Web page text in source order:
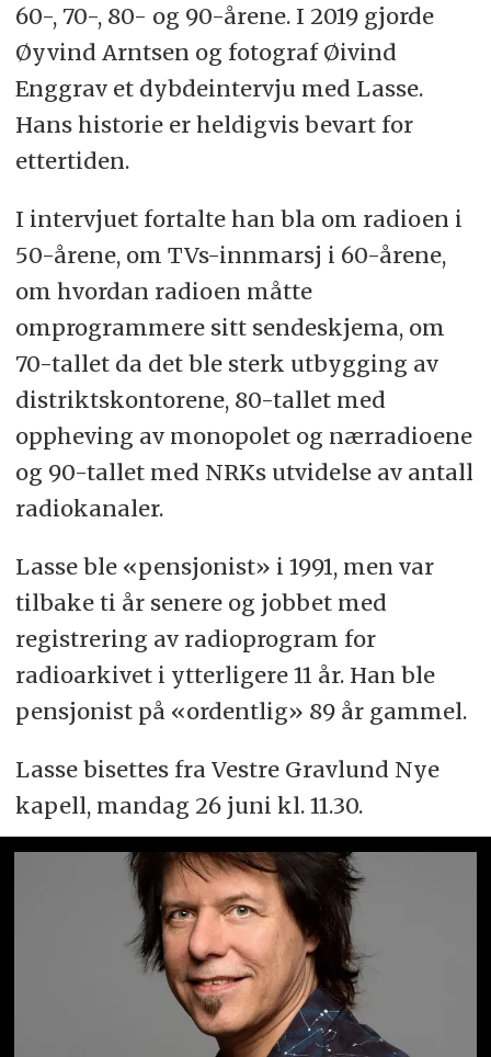
60-, 70-, 80- og 90-årene. I 2019 gjorde
Øyvind Arntsen og fotograf Øivind
Enggrav et dybdeintervju med Lasse.
Hans historie er heldigvis bevart for
ettertiden.
I intervjuet fortalte han bla om radioen i
50-årene, om TVs-innmarsj i 60-årene,
om hvordan radioen måtte
omprogrammere sitt sendeskjema, om
70-tallet da det ble sterk utbygging av
distriktskontorene, 80-tallet med
oppheving av monopolet og nærradioene
og 90-tallet med NRKs utvidelse av antall
radiokanaler.
Lasse ble «pensjonist» i 1991, men var
tilbake ti år senere og jobbet med
registrering av radioprogram for
radioarkivet i ytterligere 11 år. Han ble
pensjonist på «ordentlig» 89 år gammel.
Lasse bisettes fra Vestre Gravlund Nye
kapell, mandag 26 juni kl. 11.30.